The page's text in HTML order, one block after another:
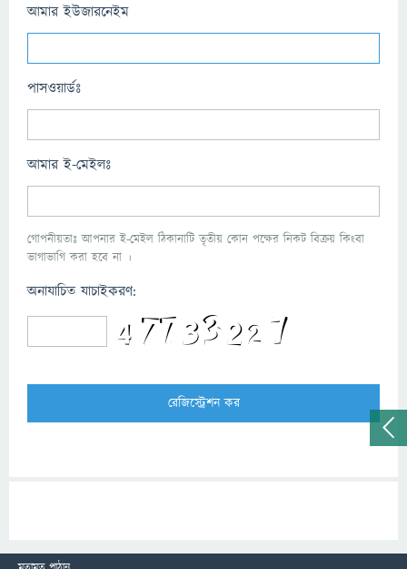
আমার ইউজারনেইম
পাসওয়ার্ডঃ
আমার ই-মেইলঃ
গোপনীয়তাঃ আপনার ই-মেইল ঠিকানাটি তৃতীয় কোন পক্ষের নিকট বিক্রয় কিংবা
ভাগাভাগি করা হবে না ।
অনাযাচিত যাচাইকরণ: